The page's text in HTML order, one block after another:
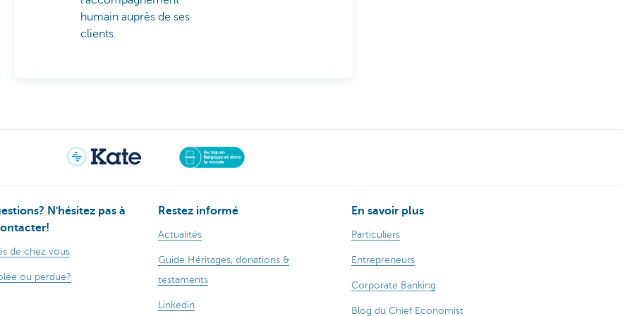
humain auprès de ses
clients.
N'hésitez pas à
de chez vous
ou perdue?
Restez informé
Actualités
Guide Héritages, donations &
testaments
Linkedin
En savoir plus
Particuliers
Entrepreneurs
Corporate Banking
Blog du Chief Economist